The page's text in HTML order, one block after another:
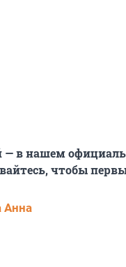
— в нашем
чтобы
Анна